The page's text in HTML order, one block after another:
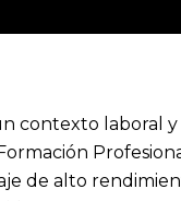
contexto laboral y
de alto